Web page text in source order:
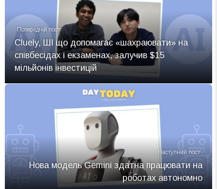
Попередній пост
Cluely, ШІ що допомагає «шахраювати» на
співбесідах і екзаменах, залучив $15
мільйонів інвестицій
Наступний пост
Нова модель Gemini здатна працювати на
роботах автономно